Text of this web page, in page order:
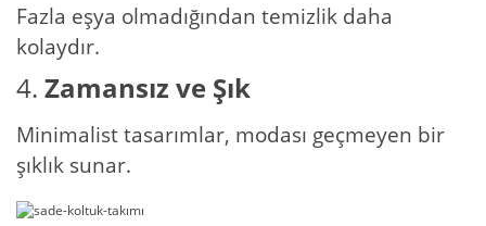
Fazla eşya olmadığından temizlik daha
kolaydır.
4. Zamansız ve Şık
Minimalist tasarımlar, modası geçmeyen bir
şıklık sunar.